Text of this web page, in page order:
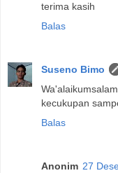
terima kasih
Balas
Suseno Bimo
kecukupan
Balas
Anonim 27